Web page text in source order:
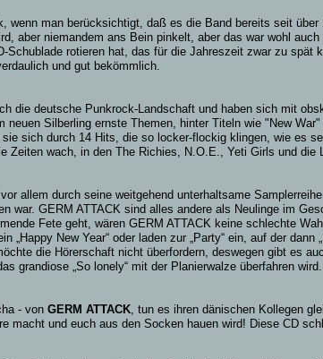
wenn man berücksichtigt, daß es die Band bereits seit
aber niemandem ans Bein pinkelt, aber das war wohl
Schublade rotieren hat, das für die Jahreszeit zwar zu
und gut bekömmlich.
die deutsche Punkrock-Landschaft und haben sich mit
Silberling ernste Themen, hinter Titeln wie "New
sich durch 14 Hits, die so locker-flockig klingen, wie
Zeiten wach, in den The Richies, N.O.E., Yeti Girls und
allem durch seine weitgehend unterhaltsame
war. GERM ATTACK sind alles andere als Neulinge im
Fete geht, wären GERM ATTACK keine schlechte
„Happy New Year“ oder laden zur „Party“ ein, auf der
die Hörerschaft nicht überfordern, deswegen gibt es
grandiose „So lonely“ mit der Planierwalze überfahren
- von GERM ATTACK, tun es ihren dänischen Kollegen
macht und euch aus den Socken hauen wird! Diese CD